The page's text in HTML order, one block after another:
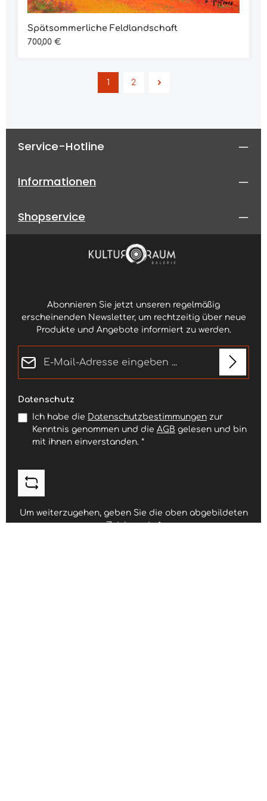
Spätsommerliche Feldlandschaft
Regulärer Preis:
700,00 €
Seite
1
Seite
2
Service-Hotline
Informationen
Shopservice
Abonnieren Sie jetzt unseren regelmäßig
erscheinenden Newsletter, um rechtzeitig über neue
Produkte und Angebote informiert zu werden.
Datenschutz
Ich habe die
Datenschutzbestimmungen zur
Kenntnis genommen und die AGB gelesen und bin
mit ihnen einverstanden. *
Um weiterzugehen, geben Sie die oben abgebildeten
Zeichen ein*